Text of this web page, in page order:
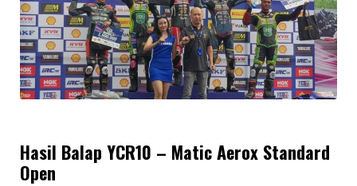
Hasil Balap YCR10 – Matic Aerox Standard
Open